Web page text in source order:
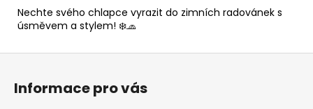
Nechte svého chlapce vyrazit do zimních radovánek s
úsměvem a stylem! ❄️🧢
Z
Informace pro vás